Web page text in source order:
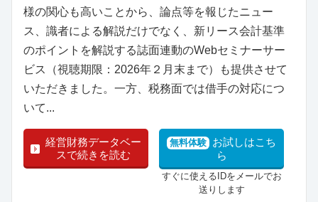
様の関心も高いことから、論点等を報じたニュー
ス、識者による解説だけでなく、新リース会計基準
のポイントを解説する誌面連動のWebセミナーサー
ビス（視聴期限：2026年２月末まで）も提供させて
いただきました。一方、税務面では借手の対応につ
いて...
経営財務データベー
スで続きを読む
無料体験 お試しはこち
ら
すぐに使えるIDをメールでお
送りします